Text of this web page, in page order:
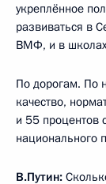
укреплённое
развиваться в
ВМФ, и в школах
По дорогам. По
качество,
и 55 процентов
национального
В.Путин: